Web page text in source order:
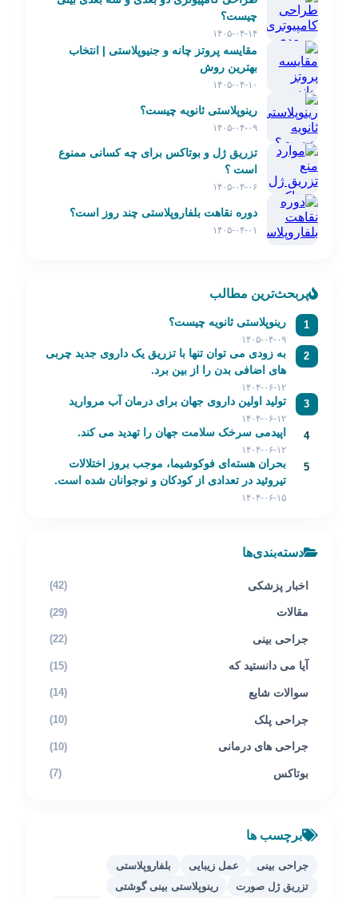
چیست؟
۱۴۰۵-۰۴-۱۴
مقایسه پروتز چانه و جنیوپلاستی | انتخاب
بهترین روش
۱۴۰۵-۰۴-۱۰
رینوپلاستی ثانویه چیست؟
۱۴۰۵-۰۴-۰۹
تزریق ژل و بوتاکس برای چه کسانی ممنوع
است ؟
۱۴۰۵-۰۴-۰۶
دوره نقاهت بلفاروپلاستی چند روز است؟
۱۴۰۵-۰۴-۰۱
پربحث‌ترین مطالب
1 رینوپلاستی ثانویه چیست؟
۱۴۰۵-۰۴-۰۹
2
به زودی می توان تنها با تزریق یک داروی جدید چربی
های اضافی بدن را از بین برد.
۱۴۰۴-۰۶-۱۲
3 تولید اولین داروی جهان برای درمان آب مروارید
۱۴۰۴-۰۶-۱۲
4 اپیدمی سرخک سلامت جهان را تهدید می کند.
۱۴۰۴-۰۶-۱۲
5
بحران هسته‌ای فوکوشیما، موجب بروز اختلالات
تیروئید در تعدادی از کودکان و نوجوانان شده است.
۱۴۰۴-۰۶-۱۵
دسته‌بندی‌ها
اخبار پزشکی (42)
مقالات (29)
جراحی بینی (22)
آیا می دانستید که (15)
سوالات شایع (14)
جراحی پلک (10)
جراحی های درمانی (10)
بوتاکس (7)
برچسب ها
جراحی بینی عمل زیبایی
بلفاروپلاستی
تزریق ژل صورت
رینوپلاستی بینی گوشتی